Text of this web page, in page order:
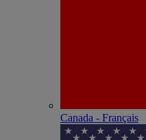
Canada - Français